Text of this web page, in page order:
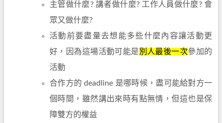
主管做什麼? 講者做什麼? 工作人員做什麼? 會
眾又做什麼?
活動前要盡量去想能多些什麼內容讓活動更
好，因為這場活動可能是別人最後一次參加的
活動
合作方的 deadline 是哪時候，盡可能給對方一
個時間，雖然講出來時有點無情，但這也是保
障雙方的權益